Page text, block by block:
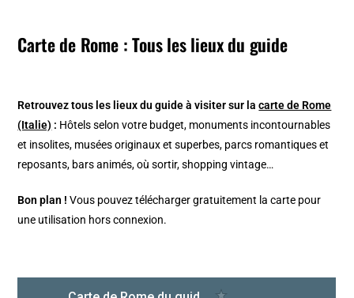
Carte de Rome : Tous les lieux du guide
Retrouvez tous les lieux du guide à visiter sur lacarte de Rome
(Italie) : Hôtels selon votre budget, monuments incontournables
et insolites, musées originaux et superbes, parcs romantiques et
reposants, bars animés, où sortir, shopping vintage…
Bon plan ! Vous pouvez télécharger gratuitement la carte pour
une utilisation hors connexion.